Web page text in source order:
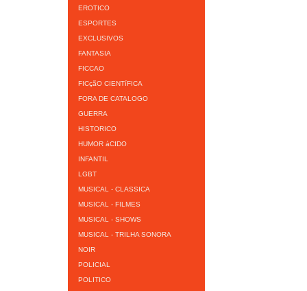
EROTICO
ESPORTES
EXCLUSIVOS
FANTASIA
FICCAO
FICçãO CIENTíFICA
FORA DE CATALOGO
GUERRA
HISTORICO
HUMOR áCIDO
INFANTIL
LGBT
MUSICAL - CLASSICA
MUSICAL - FILMES
MUSICAL - SHOWS
MUSICAL - TRILHA SONORA
NOIR
POLICIAL
POLITICO